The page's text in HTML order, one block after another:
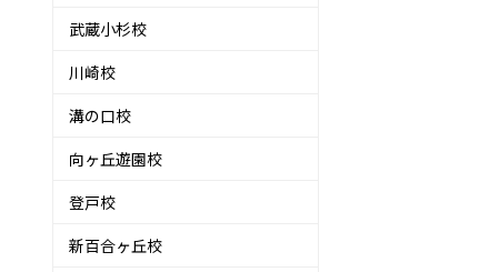
武蔵小杉校
川崎校
溝の口校
向ヶ丘遊園校
登戸校
新百合ヶ丘校